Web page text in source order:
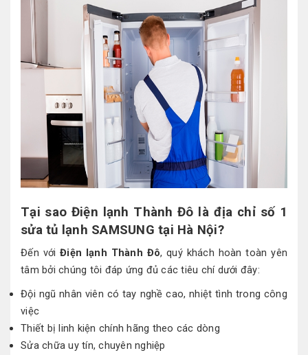
Tại sao Điện lạnh Thành Đô là địa chỉ số 1
sửa tủ lạnh SAMSUNG tại Hà Nội?
Đến vớiĐiện lạnh Thành Đô, quý khách hoàn toàn yên
tâm bởi chúng tôi đáp ứng đủ các tiêu chí dưới đây:
Đội ngũ nhân viên có tay nghề cao, nhiệt tình trong công
việc
Thiết bị linh kiện chính hãng theo các dòng
Sửa chữa uy tín, chuyên nghiệp